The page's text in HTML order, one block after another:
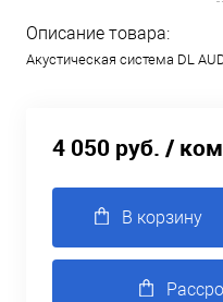
Описание товара:
Акустическая система DL
4 050 руб. /
В корзину